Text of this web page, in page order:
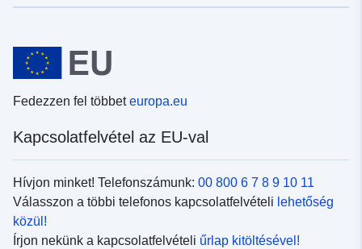
Fedezzen fel többeteuropa.eu
Kapcsolatfelvétel az EU-val
Hívjon minket! Telefonszámunk: 00 800 6 7 8 9 10 11
Válasszon a többi telefonos kapcsolatfelvételi lehetőség
közül!
Írjon nekünk a kapcsolatfelvételi űrlap kitöltésével!